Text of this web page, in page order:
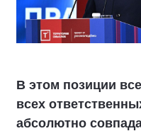
В этом позиции
всех
абсолютно